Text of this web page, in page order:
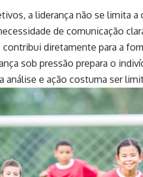
a liderança não se limita
de comunicação
diretamente para a
sob pressão prepara o
análise e ação costuma ser